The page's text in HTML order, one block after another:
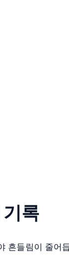
록
흔들림이 줄어